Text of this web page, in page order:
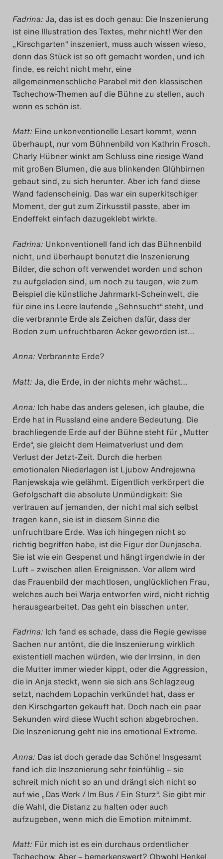
Fadrina: Ja, das ist es doch genau: Die Inszenierung
ist eine Illustration des Textes, mehr nicht! Wer den
„Kirschgarten“ inszeniert, muss auch wissen wieso,
denn das Stück ist so oft gemacht worden, und ich
finde, es reicht nicht mehr, eine
allgemeinmenschliche Parabel mit den klassischen
Tschechow-Themen auf die Bühne zu stellen, auch
wenn es schön ist.
Matt: Eine unkonventionelle Lesart kommt, wenn
überhaupt, nur vom Bühnenbild von Kathrin Frosch.
Charly Hübner winkt am Schluss eine riesige Wand
mit großen Blumen, die aus blinkenden Glühbirnen
gebaut sind, zu sich herunter. Aber ich fand diese
Wand fadenscheinig. Das war ein superkitschiger
Moment, der gut zum Zirkusstil passte, aber im
Endeffekt einfach dazugeklebt wirkte.
Fadrina: Unkonventionell fand ich das Bühnenbild
nicht, und überhaupt benutzt die Inszenierung
Bilder, die schon oft verwendet worden und schon
zu aufgeladen sind, um noch zu taugen, wie zum
Beispiel die künstliche Jahrmarkt-Scheinwelt, die
für eine ins Leere laufende „Sehnsucht“ steht, und
die verbrannte Erde als Zeichen dafür, dass der
Boden zum unfruchtbaren Acker geworden ist…
Anna: Verbrannte Erde?
Matt: Ja, die Erde, in der nichts mehr wächst…
Anna: Ich habe das anders gelesen, ich glaube, die
Erde hat in Russland eine andere Bedeutung. Die
brachliegende Erde auf der Bühne steht für „Mutter
Erde“, sie gleicht dem Heimatverlust und dem
Verlust der Jetzt-Zeit. Durch die herben
emotionalen Niederlagen ist Ljubow Andrejewna
Ranjewskaja wie gelähmt. Eigentlich verkörpert die
Gefolgschaft die absolute Unmündigkeit: Sie
vertrauen auf jemanden, der nicht mal sich selbst
tragen kann, sie ist in diesem Sinne die
unfruchtbare Erde. Was ich hingegen nicht so
richtig begriffen habe, ist die Figur der Dunjascha.
Sie ist wie ein Gespenst und hängt irgendwie in der
Luft – zwischen allen Ereignissen. Vor allem wird
das Frauenbild der machtlosen, unglücklichen Frau,
welches auch bei Warja entworfen wird, nicht richtig
herausgearbeitet. Das geht ein bisschen unter.
Fadrina: Ich fand es schade, dass die Regie gewisse
Sachen nur antönt, die die Inszenierung wirklich
existentiell machen würden, wie der Irrsinn, in den
die Mutter immer wieder kippt, oder die Aggression,
die in Anja steckt, wenn sie sich ans Schlagzeug
setzt, nachdem Lopachin verkündet hat, dass er
den Kirschgarten gekauft hat. Doch nach ein paar
Sekunden wird diese Wucht schon abgebrochen.
Die Inszenierung geht nie ins emotional Extreme.
Anna: Das ist doch gerade das Schöne! Insgesamt
fand ich die Inszenierung sehr feinfühlig – sie
schreit mich nicht so an und drängt sich nicht so
auf wie „Das Werk / Im Bus / Ein Sturz“. Sie gibt mir
die Wahl, die Distanz zu halten oder auch
aufzugeben, wenn mich die Emotion mitnimmt.
Matt: Für mich ist es ein durchaus ordentlicher